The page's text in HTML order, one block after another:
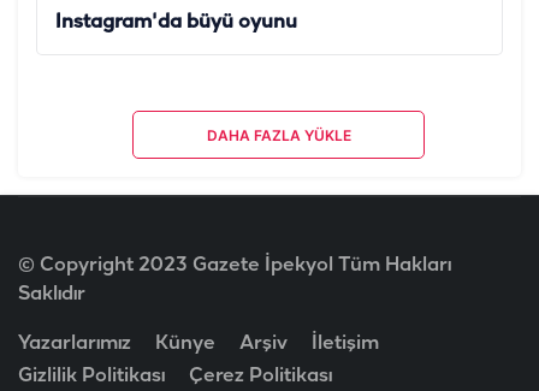
Instagram'da büyü oyunu
DAHA FAZLA YÜKLE
© Copyright 2023 Gazete İpekyol Tüm Hakları
Saklıdır
Yazarlarımız Künye Arşiv
İletişim
Gizlilik Politikası
Çerez Politikası